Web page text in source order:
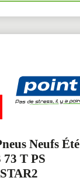
Neufs Été
73 T PS